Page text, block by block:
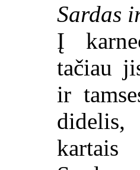
Sardas
Į
tačiau
ir
kartais